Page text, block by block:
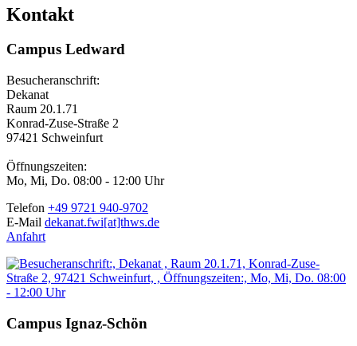
Kontakt
Campus Ledward
Besucheranschrift:
Dekanat
Raum 20.1.71
Konrad-Zuse-Straße 2
97421 Schweinfurt
Öffnungszeiten:
Mo, Mi, Do. 08:00 - 12:00 Uhr
Telefon +49 9721 940-9702
E-Mail dekanat.fwi[at]thws.de
Anfahrt
Campus Ignaz-Schön